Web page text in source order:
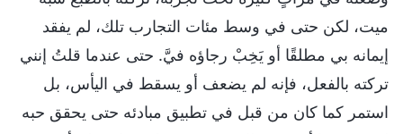
ميت، لكن حتى في وسط مئات التجارب تلك، لم يفقد
إيمانه بي مطلقًا أو يَخِبْ رجاؤه فيَّ. حتى عندما قلتُ إنني
تركته بالفعل، فإنه لم يضعف أو يسقط في اليأس، بل
استمر كما كان من قبل في تطبيق مبادئه حتى يحقق حبه